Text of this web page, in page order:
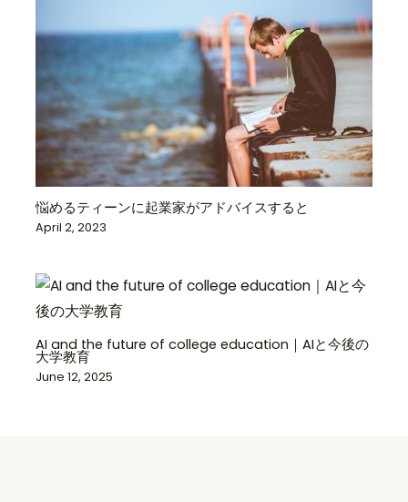
悩めるティーンに起業家がアドバイスすると
April 2, 2023
AI and the future of college education｜AIと今後の
大学教育
June 12, 2025